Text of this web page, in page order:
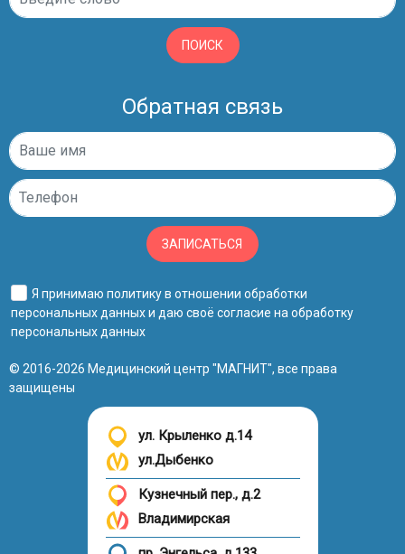
ПОИСК
Обратная связь
ЗАПИСАТЬСЯ
Я принимаю политику в отношении обработки
персональных данныхи даю своё согласие на обработку
персональных данных
© 2016-2026 Медицинский центр "МАГНИТ", все права
защищены
ул. Крыленко д.14
ул.Дыбенко
Кузнечный пер., д.2
Владимирская